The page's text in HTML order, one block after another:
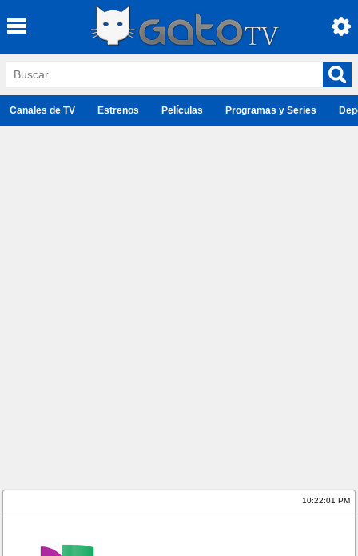
Canales de TV Estrenos Películas Programas y Series
10:22:01 PM